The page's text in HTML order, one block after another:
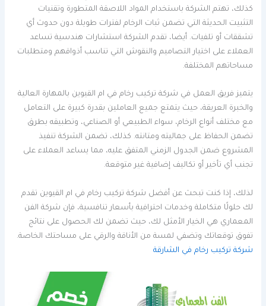
كذلك، تهتم الشركة باستخدام المواد اللاصقة المتطورة وتقنيات
التثبيت الحديثة التي تضمن ثبات الرخام لفترات طويلة دون حدوث أي
تشققات أو تلفيات. أيضا، تقدم الشركة استشارات هندسية تساعد
العملاء على اختيار التصاميم والنقوش التي تناسب أذواقهم ومتطلبات
مساحاتهم المختلفة.
يتميز فريق العمل في شركة تركيب رخام في ام القيوين بالمهارة العالية
والخبرة العريقة، حيث يتمتع جميع العاملين بقدرة كبيرة على التعامل
مع مختلف أنواع الرخام، سواء الطبيعي أو الصناعي، وتطبيقه بطرق
تضمن الحفاظ على جماليته ومتانته. كذلك، تضمن الشركة تنفيذ
المشروع ضمن الجدول الزمني المتفق عليه، مما يساعد العملاء على
تجنب أي تأخير أو تكاليف إضافية غير متوقعة.
لذلك، إذا كنت تبحث عن أفضل شركة تركيب رخام في ام القيوين تقدم
لك حلولًا متكاملة وخدمات احترافية بأسعار تنافسية، فإن شركة الفن
المعماري هي الخيار الأمثل لك، حيث تضمن لك الحصول على نتائج
تفوق توقعاتك وتضفي لمسة من الأناقة والرقي على مساحتك الخاصة.
شركة تركيب رخام في الشارقة